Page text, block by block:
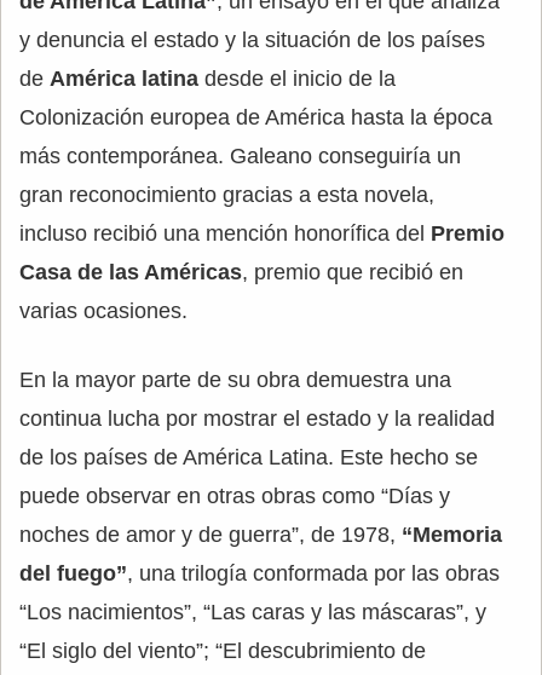
y denuncia el estado y la situación de los países
de América latina desde el inicio de la
Colonización europea de América hasta la época
más contemporánea. Galeano conseguiría un
gran reconocimiento gracias a esta novela,
incluso recibió una mención honorífica del Premio
Casa de las Américas, premio que recibió en
varias ocasiones.
En la mayor parte de su obra demuestra una
continua lucha por mostrar el estado y la realidad
de los países de América Latina. Este hecho se
puede observar en otras obras como “Días y
noches de amor y de guerra”, de 1978, “Memoria
del fuego”, una trilogía conformada por las obras
“Los nacimientos”, “Las caras y las máscaras”, y
“El siglo del viento”; “El descubrimiento de